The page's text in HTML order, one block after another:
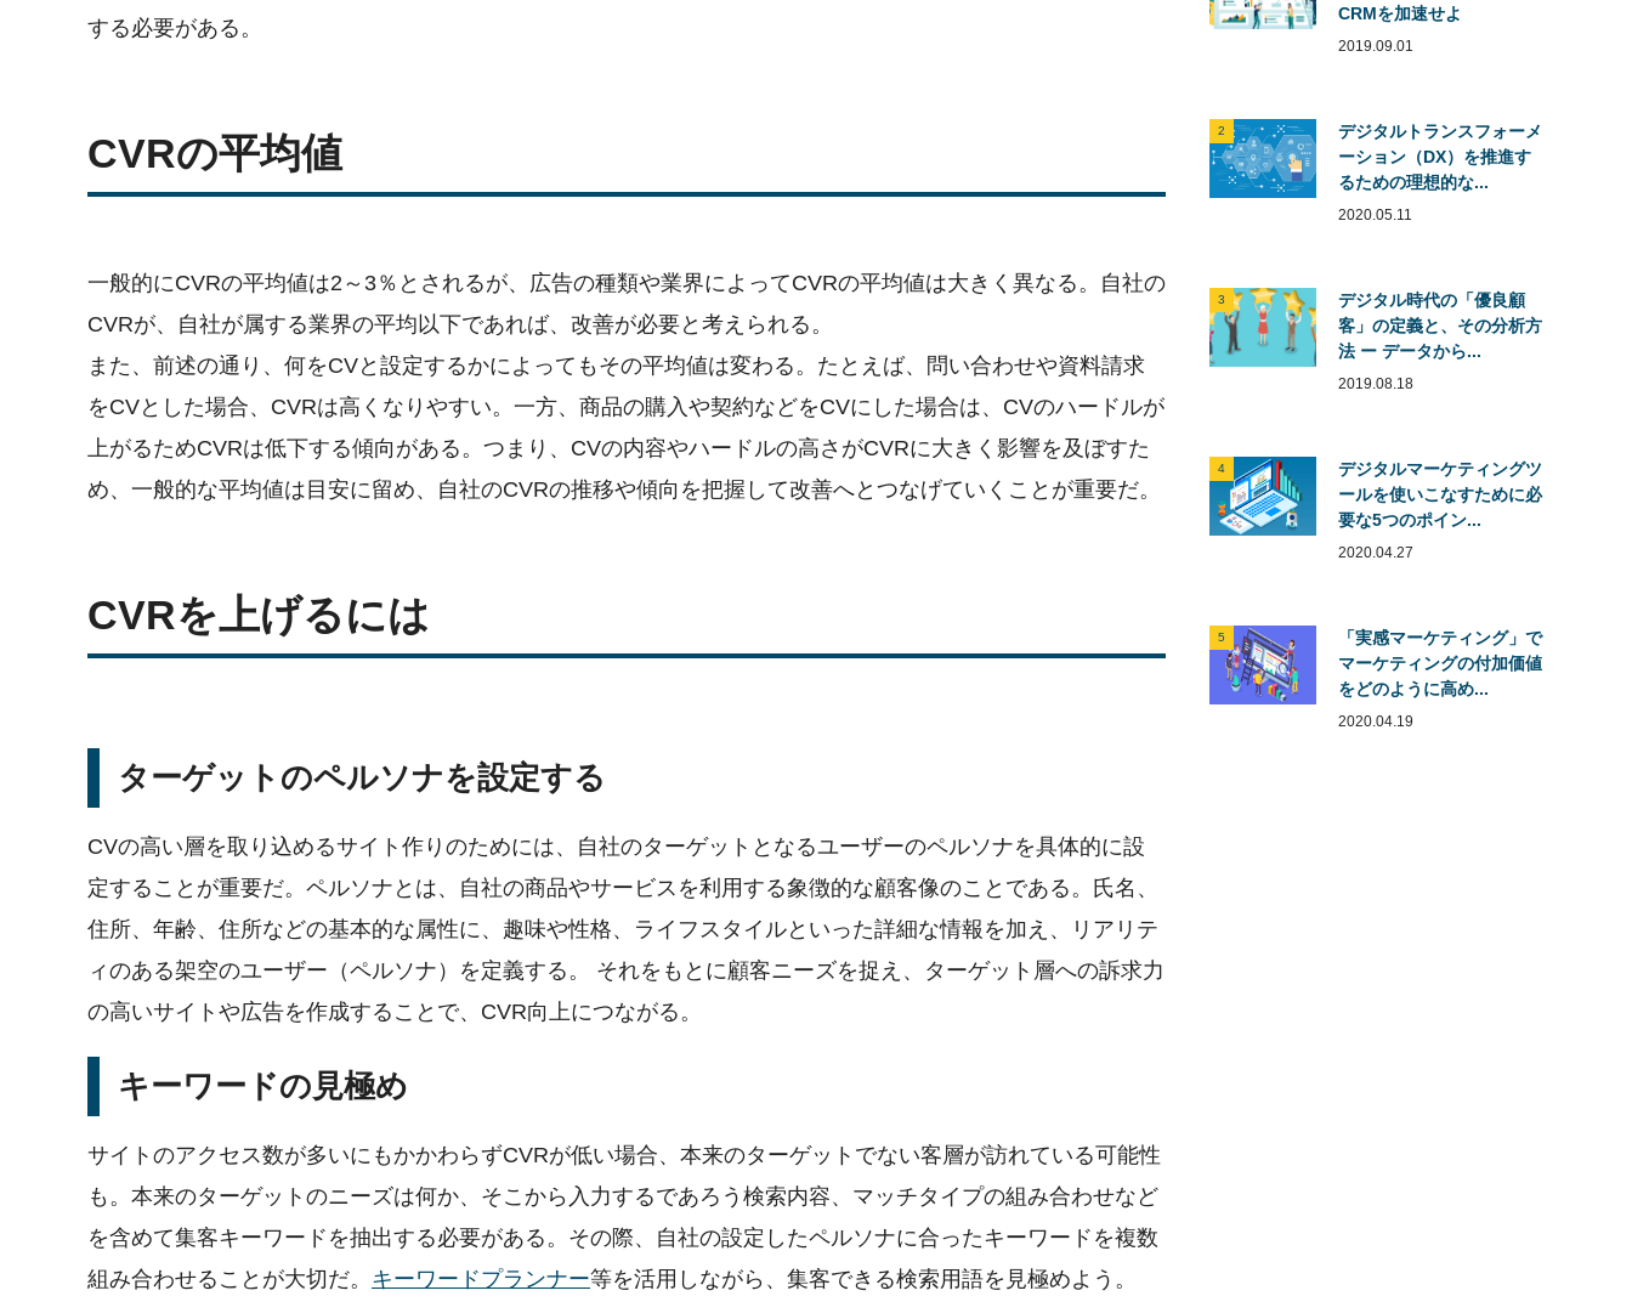
する必要がある。
CVRの平均値
一般的にCVRの平均値は2～3％とされるが、広告の種類や業界によってCVRの平均値は大きく異なる。自社の
CVRが、自社が属する業界の平均以下であれば、改善が必要と考えられる。
また、前述の通り、何をCVと設定するかによってもその平均値は変わる。たとえば、問い合わせや資料請求
をCVとした場合、CVRは高くなりやすい。一方、商品の購入や契約などをCVにした場合は、CVのハードルが
上がるためCVRは低下する傾向がある。つまり、CVの内容やハードルの高さがCVRに大きく影響を及ぼすた
め、一般的な平均値は目安に留め、自社のCVRの推移や傾向を把握して改善へとつなげていくことが重要だ。
CVRを上げるには
ターゲットのペルソナを設定する
CVの高い層を取り込めるサイト作りのためには、自社のターゲットとなるユーザーのペルソナを具体的に設
定することが重要だ。ペルソナとは、自社の商品やサービスを利用する象徴的な顧客像のことである。氏名、
住所、年齢、住所などの基本的な属性に、趣味や性格、ライフスタイルといった詳細な情報を加え、リアリテ
ィのある架空のユーザー（ペルソナ）を定義する。 それをもとに顧客ニーズを捉え、ターゲット層への訴求力
の高いサイトや広告を作成することで、CVR向上につながる。
キーワードの見極め
サイトのアクセス数が多いにもかかわらずCVRが低い場合、本来のターゲットでない客層が訪れている可能性
も。本来のターゲットのニーズは何か、そこから入力するであろう検索内容、マッチタイプの組み合わせなど
を含めて集客キーワードを抽出する必要がある。その際、自社の設定したペルソナに合ったキーワードを複数
組み合わせることが大切だ。 キーワードプランナー等を活用しながら、集客できる検索用語を見極めよう。
CRMを加速せよ
2019.09.01
2
デジタルトランスフォーメ
ーション（DX）を推進す
るための理想的な...
2020.05.11
3
デジタル時代の「優良顧
客」の定義と、その分析方
法 ー データから...
2019.08.18
4
デジタルマーケティングツ
ールを使いこなすために必
要な5つのポイン...
2020.04.27
5
「実感マーケティング」で
マーケティングの付加価値
をどのように高め...
2020.04.19